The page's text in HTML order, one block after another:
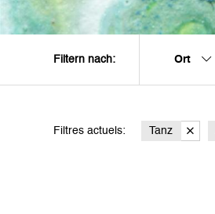
Filtern nach: Ort
Filtres actuels: Tanz